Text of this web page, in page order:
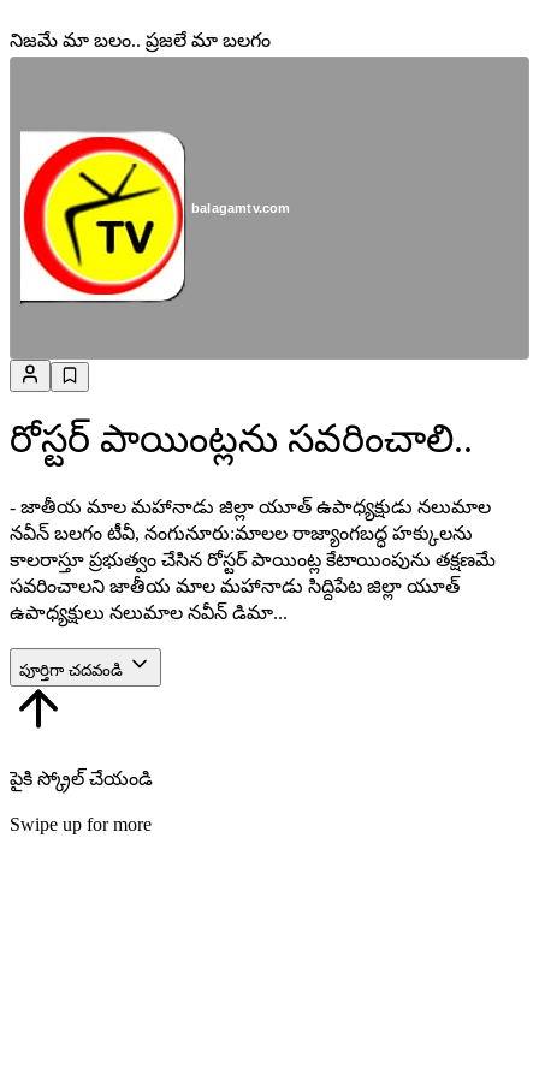
నిజమే మా బలం.. ప్రజలే మా బలగం
balagamtv.com
రోస్టర్ పాయింట్లను సవరించాలి..
- జాతీయ మాల మహానాడు జిల్లా యూత్ ఉపాధ్యక్షుడు నలుమాల
నవీన్ బలగం టీవీ, నంగునూరు:మాలల రాజ్యాంగబద్ధ హక్కులను
కాలరాస్తూ ప్రభుత్వం చేసిన రోస్టర్ పాయింట్ల కేటాయింపును తక్షణమే
సవరించాలని జాతీయ మాల మహానాడు సిద్దిపేట జిల్లా యూత్
ఉపాధ్యక్షులు నలుమాల నవీన్ డిమా...
పూర్తిగా చదవండి
పైకి స్క్రోల్ చేయండి
Swipe up for more